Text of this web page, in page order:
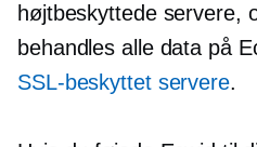
højtbeskyttede servere,
behandles alle data på
SSL-beskyttetservere.